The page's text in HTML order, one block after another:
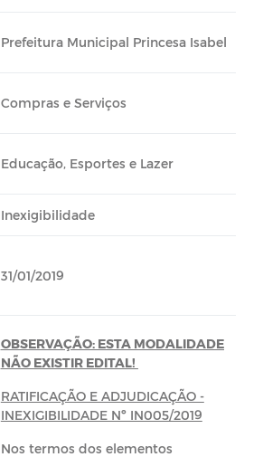
Prefeitura Municipal Princesa Isabel
Compras e Serviços
Educação, Esportes e Lazer
Inexigibilidade
31/01/2019
OBSERVAÇÃO: ESTA MODALIDADE
NÃO EXISTIR EDITAL!
RATIFICAÇÃO E ADJUDICAÇÃO -
INEXIGIBILIDADE Nº IN005/2019
Nos termos dos elementos